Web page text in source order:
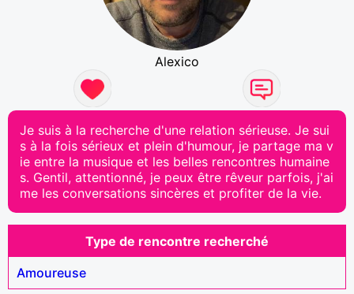
Alexico
Je suis à la recherche d'une relation sérieuse. Je sui
s à la fois sérieux et plein d'humour, je partage ma v
ie entre la musique et les belles rencontres humaine
s. Gentil, attentionné, je peux être rêveur parfois, j'ai
me les conversations sincères et profiter de la vie.
Type de rencontre recherché
Amoureuse